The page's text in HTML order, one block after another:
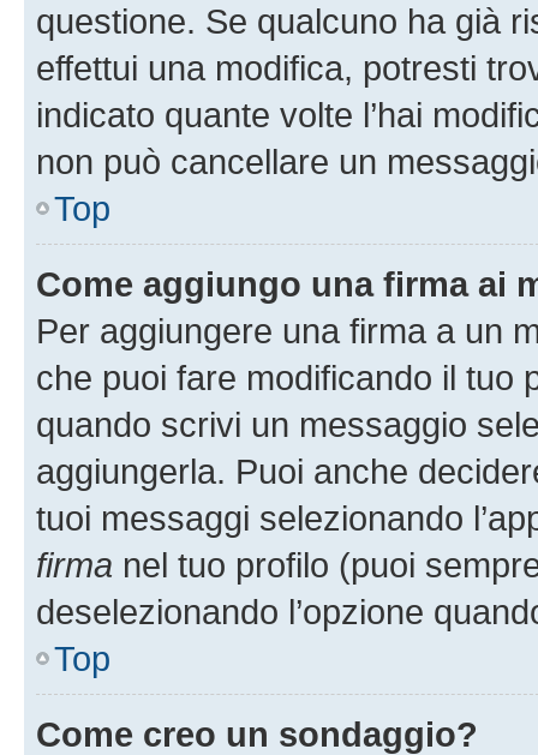
questione. Se qualcuno ha già
effettui una modifica, potresti
indicato quante volte l’hai
non può cancellare un
Top
Come aggiungo una firma ai
Per aggiungere una firma a un
che puoi fare modificando il tuo
quando scrivi un messaggio
aggiungerla. Puoi anche
tuoi messaggi selezionando
firma nel tuo profilo (puoi
deselezionando l’opzione
Top
Come creo un sondaggio?